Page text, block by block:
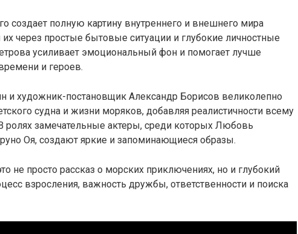
создает полную картину внутреннего и внешнего мира
через простые бытовые ситуации и глубокие личностные
усиливает эмоциональный фон и помогает лучше
и героев.
и художник-постановщик Александр Борисов великолепно
судна и жизни моряков, добавляя реалистичности всему
ролях замечательные актеры, среди которых Любовь
Оя, создают яркие и запоминающиеся образы.
не просто рассказ о морских приключениях, но и глубокий
взросления, важность дружбы, ответственности и поиска